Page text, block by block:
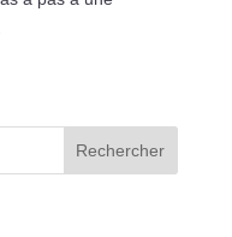
Rechercher